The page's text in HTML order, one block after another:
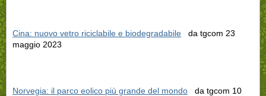
Cina: nuovo vetro riciclabile e biodegradabile da tgcom 23
maggio 2023
Norvegia: il parco eolico più grande del mondo da tgcom 10